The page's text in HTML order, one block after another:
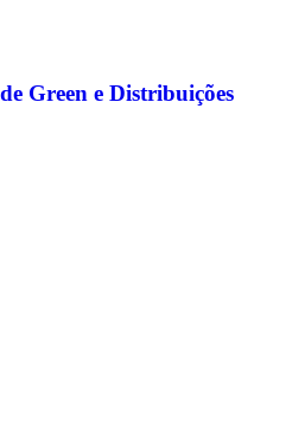
Green e Distribuições